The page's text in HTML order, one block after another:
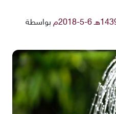
بواسطة